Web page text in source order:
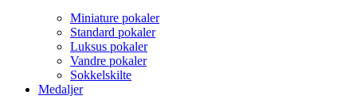
Miniature pokaler
Standard pokaler
Luksus pokaler
Vandre pokaler
Sokkelskilte
Medaljer